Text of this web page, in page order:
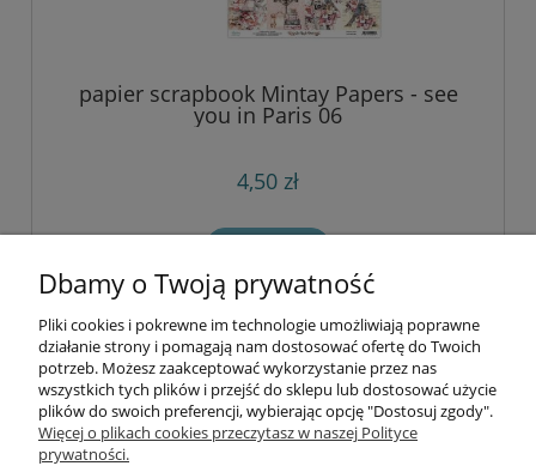
papier scrapbook Mintay Papers - see
you in Paris 06
4,50 zł
Informacje
Opłaty i koszty dostawy
Dbamy o Twoją prywatność
Pliki cookies i pokrewne im technologie umożliwiają poprawne
działanie strony i pomagają nam dostosować ofertę do Twoich
potrzeb. Możesz zaakceptować wykorzystanie przez nas
wszystkich tych plików i przejść do sklepu lub dostosować użycie
plików do swoich preferencji, wybierając opcję "Dostosuj zgody".
Więcej o plikach cookies przeczytasz w naszej Polityce
prywatności.